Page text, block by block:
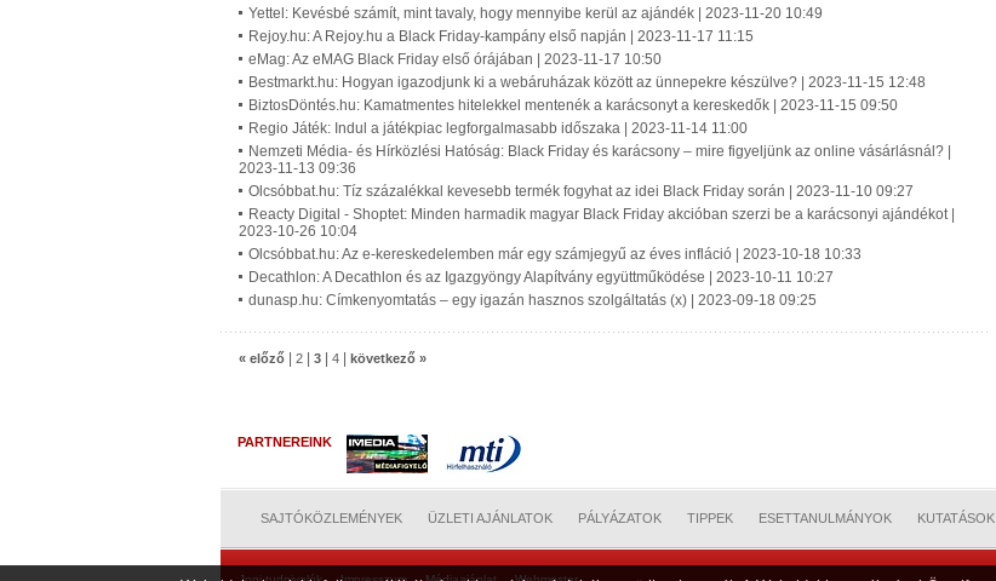
Yettel: Kevésbé számít, mint tavaly, hogy mennyibe kerül az ajándék | 2023-11-20 10:49
Rejoy.hu: A Rejoy.hu a Black Friday-kampány első napján | 2023-11-17 11:15
eMag: Az eMAG Black Friday első órájában | 2023-11-17 10:50
Bestmarkt.hu: Hogyan igazodjunk ki a webáruházak között az ünnepekre készülve? | 2023-11-15 12:48
BiztosDöntés.hu: Kamatmentes hitelekkel mentenék a karácsonyt a kereskedők | 2023-11-15 09:50
Regio Játék: Indul a játékpiac legforgalmasabb időszaka | 2023-11-14 11:00
Nemzeti Média- és Hírközlési Hatóság: Black Friday és karácsony – mire figyeljünk az online vásárlásnál? |
2023-11-13 09:36
Olcsóbbat.hu: Tíz százalékkal kevesebb termék fogyhat az idei Black Friday során | 2023-11-10 09:27
Reacty Digital - Shoptet: Minden harmadik magyar Black Friday akcióban szerzi be a karácsonyi ajándékot |
2023-10-26 10:04
Olcsóbbat.hu: Az e-kereskedelemben már egy számjegyű az éves infláció | 2023-10-18 10:33
Decathlon: A Decathlon és az Igazgyöngy Alapítvány együttműködése | 2023-10-11 10:27
dunasp.hu: Címkenyomtatás – egy igazán hasznos szolgáltatás (x) | 2023-09-18 09:25
« előző 2 3 4 következő »
PARTNEREINK
SAJTÓKÖZLEMÉNYEK ÜZLETI AJÁNLATOK PÁLYÁZATOK TIPPEK ESETTANULMÁNYOK KUTATÁSOK